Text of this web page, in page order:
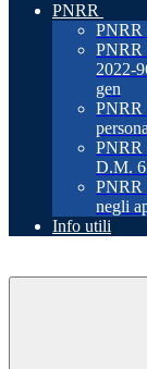
PNRR
PNRR
PNRR
2022-
gen
PNRR
PNRR
D.M.
PNRR
negli
Info utili